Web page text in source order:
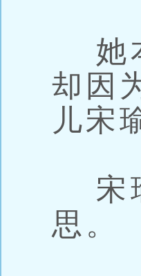
她
却因
儿宋
宋
思。